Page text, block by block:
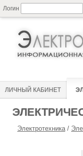
Логин
ЛИЧНЫЙ КАБИНЕТ
Электротехника/